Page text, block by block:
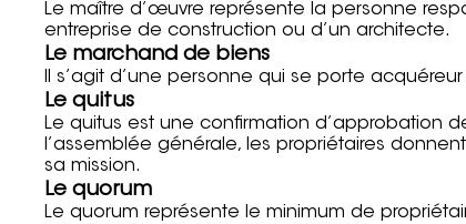
Le maître d’œuvre représente la personne
entreprise de construction ou d’un architecte.
Le marchand de biens
Il s’agit d’une personne qui se porte
Le quitus
Le quitus est une confirmation d’approbation
l’assemblée générale, les propriétaires
sa mission.
Le quorum
Le quorum représente le minimum de